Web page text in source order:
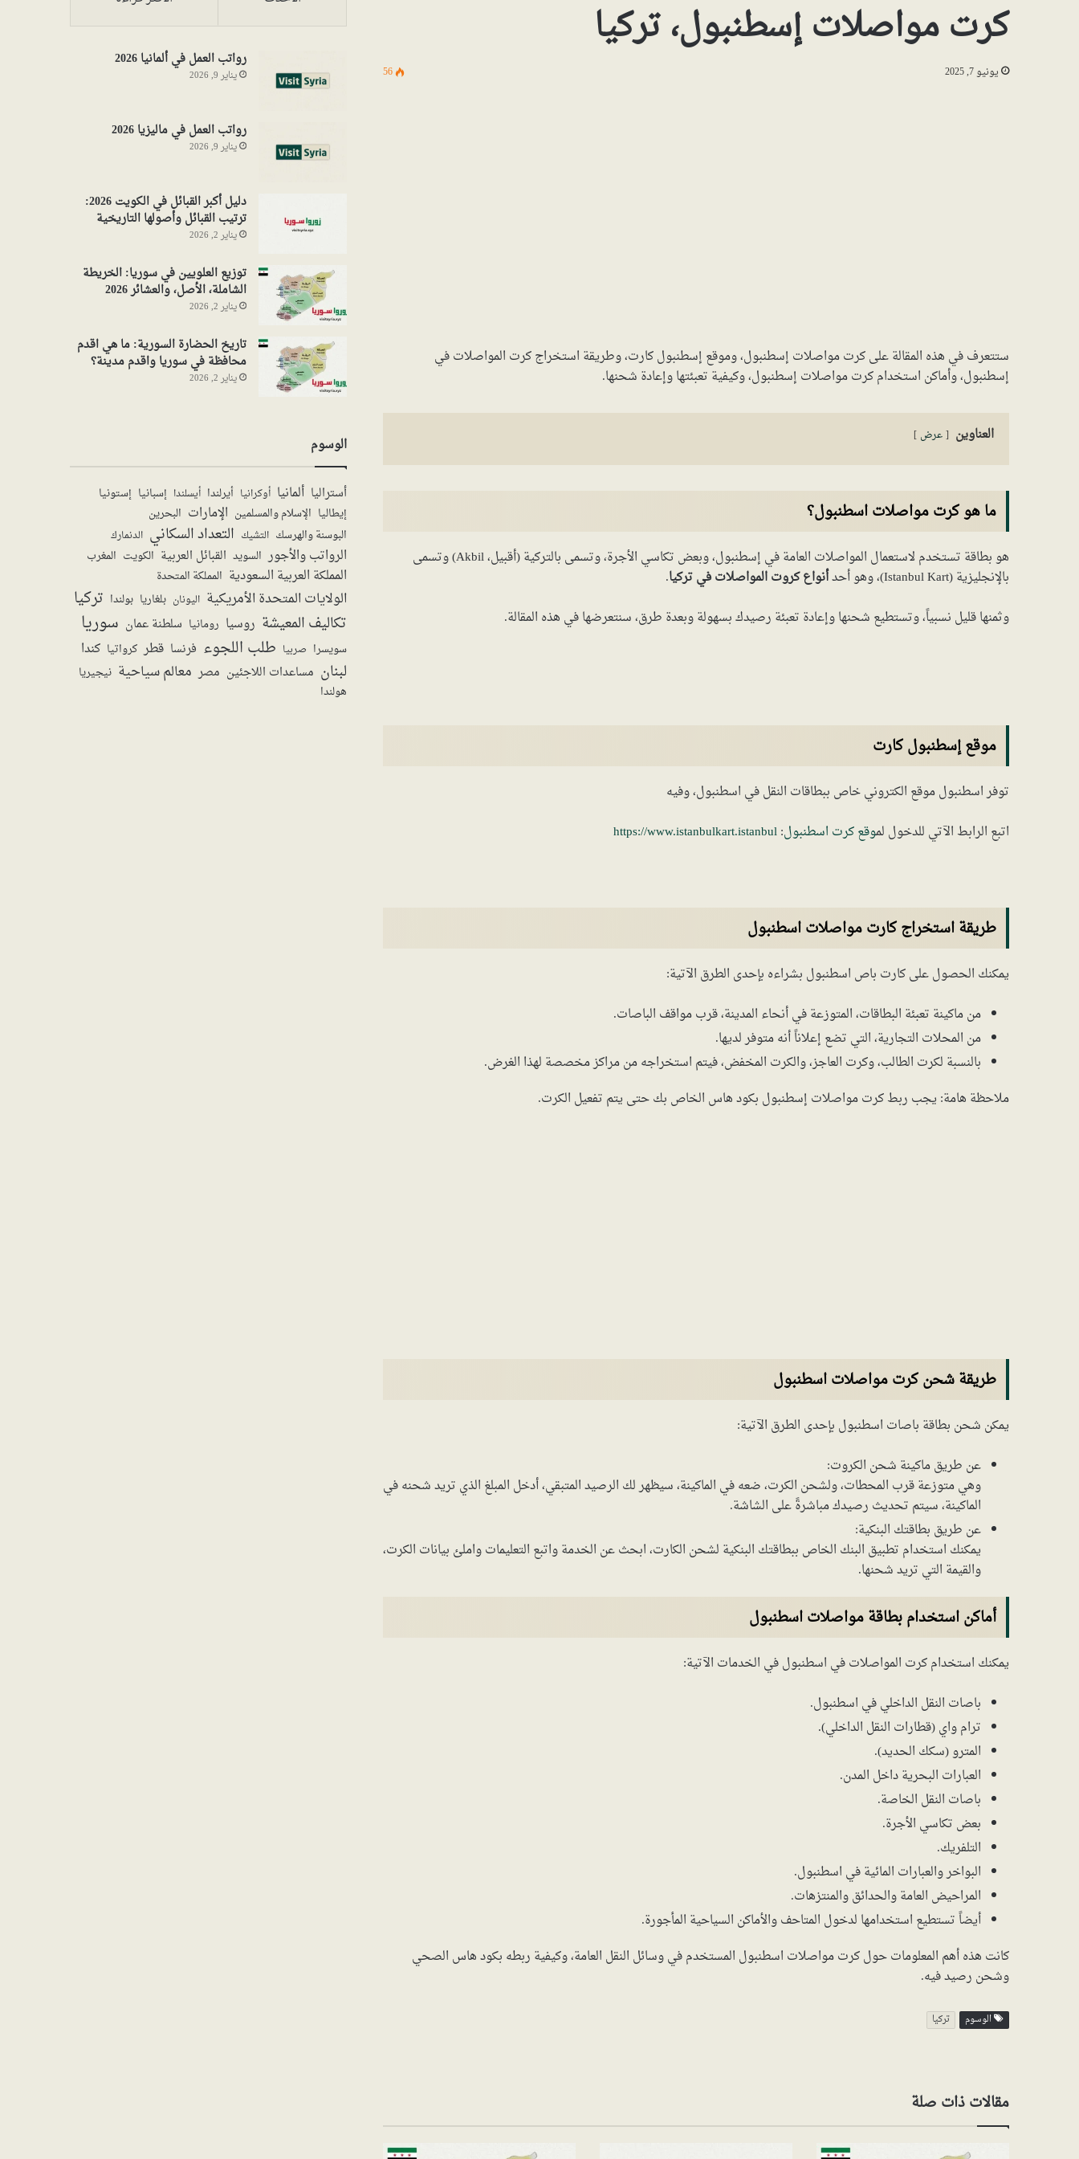
كرت مواصلات إسطنبول، تركيا
يونيو 7, 2025 56
ستتعرف في هذه المقالة على كرت مواصلات إسطنبول، وموقع إسطنبول كارت، وطريقة استخراج كرت المواصلات في
إسطنبول، وأماكن استخدام كرت مواصلات إسطنبول، وكيفية تعبئتها وإعادة شحنها.
العناوين عرض
ما هو كرت مواصلات اسطنبول؟
هو بطاقة تستخدم لاستعمال المواصلات العامة في إسطنبول، وبعض تكاسي الأجرة، وتسمى بالتركية (أقبيل، Akbil) وتسمى
بالإنجليزية (Istanbul Kart)، وهو أحد
أنواع كروت المواصلات في تركيا.
وثمنها قليل نسبياً، وتستطيع شحنها وإعادة تعبئة رصيدك بسهولة وبعدة طرق، سنتعرضها في هذه المقالة.
موقع إسطنبول كارت
توفر اسطنبول موقع الكتروني خاص ببطاقات النقل في اسطنبول، وفيه
اتبع الرابط الآتي للدخول لموقع كرت اسطنبول:
https://www.istanbulkart.istanbul
طريقة استخراج كارت مواصلات اسطنبول
يمكنك الحصول على كارت باص اسطنبول بشراءه بإحدى الطرق الآتية:
من ماكينة تعبئة البطاقات، المتوزعة في أنحاء المدينة، قرب مواقف الباصات.
من المحلات التجارية، التي تضع إعلاناً أنه متوفر لديها.
بالنسبة لكرت الطالب، وكرت العاجز، والكرت المخفض، فيتم استخراجه من مراكز مخصصة لهذا الغرض.
ملاحظة هامة: يجب ربط كرت مواصلات إسطنبول بكود هاس الخاص بك حتى يتم تفعيل الكرت.
طريقة شحن كرت مواصلات اسطنبول
يمكن شحن بطاقة باصات اسطنبول بإحدى الطرق الآتية:
عن طريق ماكينة شحن الكروت:
وهي متوزعة قرب المحطات، ولشحن الكرت، ضعه في الماكينة، سيظهر لك الرصيد المتبقي، أدخل المبلغ الذي تريد شحنه في
الماكينة، سيتم تحديث رصيدك مباشرةً على الشاشة.
عن طريق بطاقتك البنكية:
يمكنك استخدام تطبيق البنك الخاص ببطاقتك البنكية لشحن الكارت، ابحث عن الخدمة واتبع التعليمات واملئ بيانات الكرت،
والقيمة التي تريد شحنها.
أماكن استخدام بطاقة مواصلات اسطنبول
يمكنك استخدام كرت المواصلات في اسطنبول في الخدمات الآتية:
باصات النقل الداخلي في اسطنبول.
ترام واي (قطارات النقل الداخلي).
المترو (سكك الحديد).
العبارات البحرية داخل المدن.
باصات النقل الخاصة.
بعض تكاسي الأجرة.
التلفريك.
البواخر والعبارات المائية في اسطنبول.
المراحيض العامة والحدائق والمنتزهات.
أيضاً تستطيع استخدامها لدخول المتاحف والأماكن السياحية المأجورة.
كانت هذه أهم المعلومات حول كرت مواصلات اسطنبول المستخدم في وسائل النقل العامة، وكيفية ربطه بكود هاس الصحي
وشحن رصيد فيه.
الوسوم تركيا
مقالات ذات صلة
رواتب العمل في ألمانيا 2026
يناير 9, 2026
رواتب العمل في ماليزيا 2026
يناير 9, 2026
دليل أكبر القبائل في الكويت 2026:
ترتيب القبائل وأصولها التاريخية
يناير 2, 2026
توزيع العلويين في سوريا: الخريطة
الشاملة، الأصل، والعشائر 2026
يناير 2, 2026
تاريخ الحضارة السورية: ما هي اقدم
محافظة في سوريا واقدم مدينة؟
يناير 2, 2026
الوسوم
أستراليا ألمانيا أوكرانيا أيرلندا أيسلندا إسبانيا إستونيا
إيطاليا الإسلام والمسلمين الإمارات البحرين
البوسنة والهرسك التشيك التعداد السكاني الدنمارك
الرواتب والأجور السويد القبائل العربية الكويت المغرب
المملكة العربية السعودية المملكة المتحدة
الولايات المتحدة الأمريكية اليونان بلغاريا بولندا تركيا
تكاليف المعيشة روسيا رومانيا سلطنة عمان سوريا
سويسرا صربيا طلب اللجوء فرنسا قطر كرواتيا كندا
لبنان مساعدات اللاجئين مصر معالم سياحية نيجيريا
هولندا